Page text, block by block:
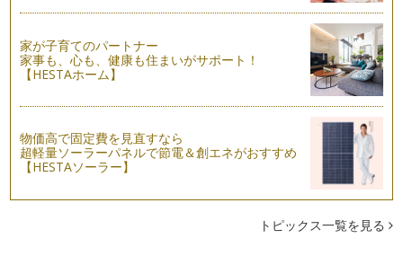
暑い夏！おいしいアイスコーヒーをどう作る？
暑い夏に飲みたくなる、おいしいアイスコーヒー。 抽出方法
で、同じお豆でも、まったく…
コーヒー豆の生産地域、ご紹介！
コーヒーの生産・輸出がされているのは、全世界の60数か
国。 おいしいコーヒーの栽培…
カフェインレスコーヒーのパートナー「クリーム」をどう選
ぶ？
コーヒークリームといえば、「液状」「粉末状」の2種類があ
ります。 液状のものでミル…
カフェインレスコーヒーには、こんな素敵な効果がある
家が子育てのパートナー
家事も、心も、健康も住まいがサポート！
【HESTAホーム】
物価高で固定費を見直すなら
超軽量ソーラーパネルで節電＆創エネがおすすめ
【HESTAソーラー】
トピックス一覧を見る